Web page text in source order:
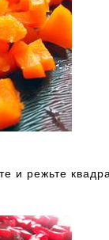
и режьте